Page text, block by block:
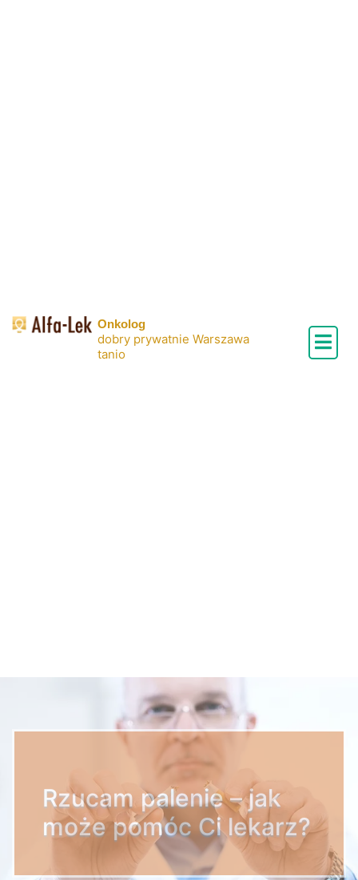
Onkolog
dobry prywatnie Warszawa
tanio
Rzucam palenie – jak
może pomóc Ci lekarz?